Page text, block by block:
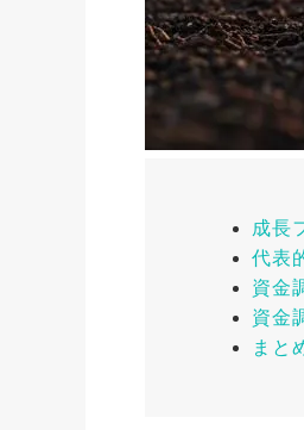
成長
代表
資金
資金
まと